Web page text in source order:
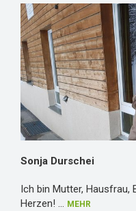
Sonja Durschei
Ich bin Mutter, Hausfrau,
Herzen! ... MEHR